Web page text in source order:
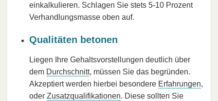
einkalkulieren. Schlagen Sie stets 5-10 Prozent
Verhandlungsmasse oben auf.
Qualitäten betonen
Liegen Ihre Gehaltsvorstellungen deutlich über
dem Durchschnitt, müssen Sie das begründen.
Akzeptiert werden hierbei besondere Erfahrungen,
oder Zusatzqualifikationen. Diese sollten Sie